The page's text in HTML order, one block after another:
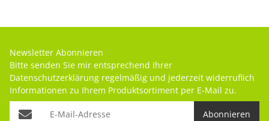
Newsletter Abonnieren
Bitte senden Sie mir entsprechend Ihrer
Datenschutzerklärung regelmäßig und jederzeit widerruflich
Informationen zu Ihrem Produktsortiment per E-Mail zu.
Abonnieren